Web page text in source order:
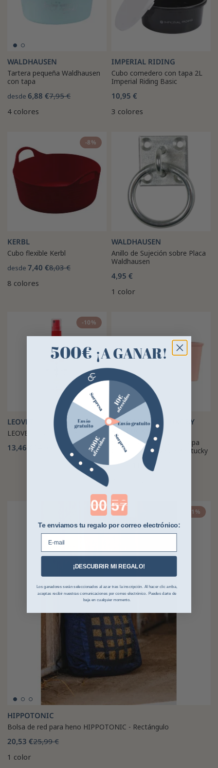
WALDHAUSEN
Tartera pequeña Waldhausen
con tapa
desde 6,88 €7,95 €
4 colores
IMPERIAL RIDING
Cubo comedero con tapa 2L
Imperial Riding Basic
10,95 €
3 colores
-8%
KERBL
Cubo flexible Kerbl
desde 7,40 €8,03 €
8 colores
WALDHAUSEN
Anillo de Sujeción sobre Placa
Waldhausen
4,95 €
1 color
-10%
LEOVET
LEOVET First Aid Spray
13,46 € 14,99 €
GROOMING DELUXE BY
KENTUCKY
Caja de Alimentos con tapa
Grooming Deluxe de Kentucky
desde
11,99 €
-21%
HIPPOTONIC
Bolsa de red para heno HIPPOTONIC - Rectángulo
20,53 €25,99 €
1 color
500€ ¡A GANAR!
Countdown ends in:
Te enviamos tu regalo por correo electrónico:
¡DESCUBRIR MI REGALO!
Los ganadores serán seleccionados al azar tras la inscripción. Al hacer clic arriba,
aceptas recibir nuestras comunicaciones por correo electrónico. Puedes darte de
baja en cualquier momento.